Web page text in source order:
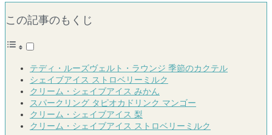
この記事のもくじ
テディ・ルーズヴェルト・ラウンジ 季節のカクテル
シェイブアイス ストロベリーミルク
クリーム・シェイブアイス みかん
スパークリング タピオカドリンク マンゴー
クリーム・シェイブアイス 梨
クリーム・シェイブアイス ストロベリーミルク